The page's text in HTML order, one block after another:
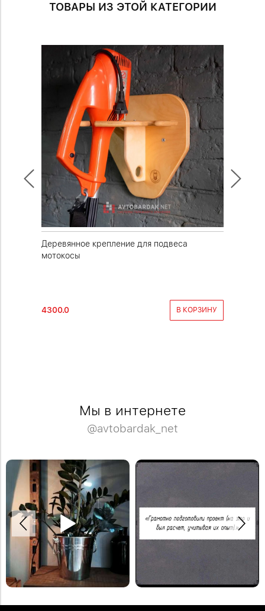
ТОВАРЫ ИЗ ЭТОЙ КАТЕГОРИИ
Деревянное крепление для подвеса
мотокосы
4300.0 В КОРЗИНУ
Мы в интернете
@avtobardak_net
Деревянная модульная полка в
систему стеллажей Woody.
#деревяннаямебель
Спасибо Дмитрию за отзыв!